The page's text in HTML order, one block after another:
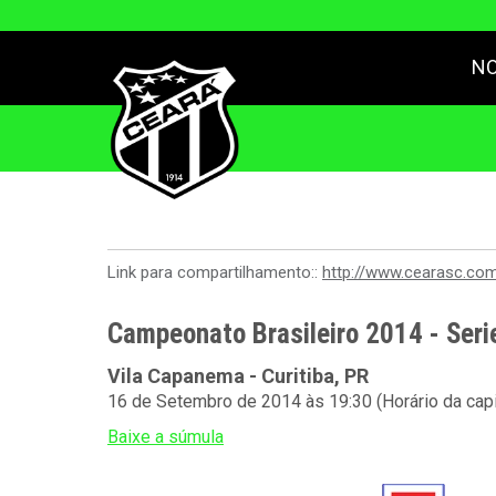
Link para compartilhamento:: http://
Campeonato Brasileiro 2014 -
Vila Capanema - Curitiba, PR
16 de Setembro de 2014 às 19:30 (Horário da
Baixe a súmula